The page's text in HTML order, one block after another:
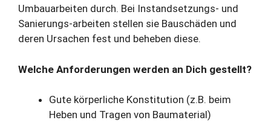
Umbauarbeiten durch. Bei Instandsetzungs- und
Sanierungs-arbeiten stellen sie Bauschäden und
deren Ursachen fest und beheben diese.
Welche Anforderungen werden an Dich gestellt?
Gute körperliche Konstitution (z.B. beim
Heben und Tragen von Baumaterial)